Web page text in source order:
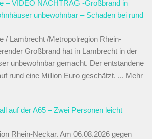
– VIDEO NACHTRAG -Großbrand in
unbewohnbar – Schaden bei rund
/ Lambrecht /Metropolregion Rhein-
Großbrand hat in Lambrecht in der
unbewohnbar gemacht. Der entstandene
rund eine Million Euro geschätzt. ... Mehr
auf der A65 – Zwei Personen leicht
Rhein-Neckar. Am 06.08.2026 gegen